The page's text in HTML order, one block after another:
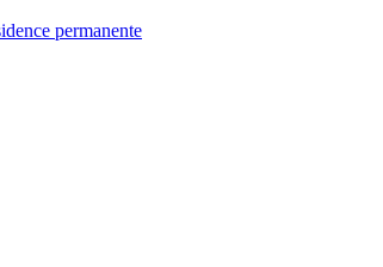
permanente